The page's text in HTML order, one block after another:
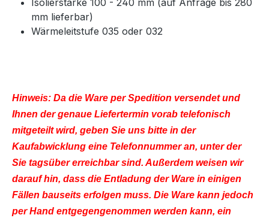
Isolierstärke 100 - 240 mm (auf Anfrage bis 280
mm lieferbar)
Wärmeleitstufe 035 oder 032
Hinweis: Da die Ware per Spedition versendet und
Ihnen der genaue Liefertermin vorab telefonisch
mitgeteilt wird, geben Sie uns bitte in der
Kaufabwicklung eine Telefonnummer an, unter der
Sie tagsübererreichbar sind. Außerdem weisen wir
darauf hin, dass die Entladung der Ware in einigen
Fällen bauseits erfolgen muss. Die Ware kann jedoch
per Hand entgegengenommen werden kann, ein